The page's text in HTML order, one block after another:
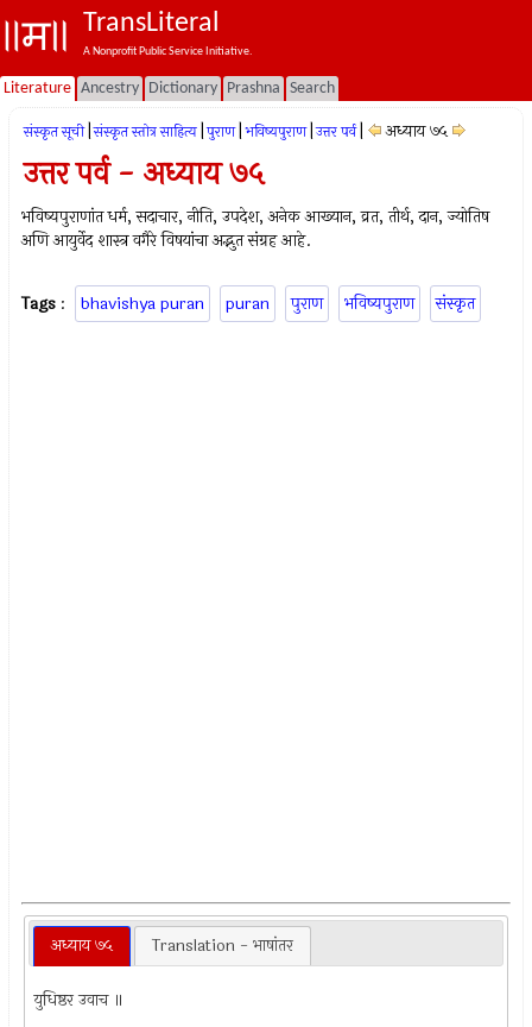
TransLiteral
A Nonprofit Public Service Initiative.
Literature Ancestry Dictionary Prashna Search
संस्कृत सूची संस्कृत स्तोत्र साहित्य पुराण भविष्यपुराण उत्तर पर्व अध्याय ७५
उत्तर पर्व - अध्याय ७५
भविष्यपुराणांत धर्म, सदाचार, नीति, उपदेश, अनेक आख्यान, व्रत, तीर्थ, दान, ज्योतिष
अणि आयुर्वेद शास्त्र वगैरे विषयांचा अद्भुत संग्रह आहे.
Tags : bhavishya puran puran पुराण भविष्यपुराण संस्कृत
अध्याय ७५ Translation - भाषांतर
युधिष्ठर उवाच ॥